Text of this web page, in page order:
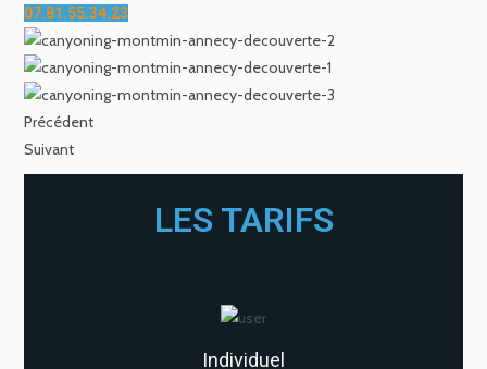
07.81.55.34.23
Précédent
Suivant
LES TARIFS
Individuel